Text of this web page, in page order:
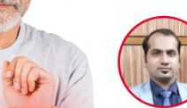
वहां से गायब थी। काफी खोजबीन
लकेश्वर प्रसाद यदु के नाम पर
की अनुमानित कीमत लगभग